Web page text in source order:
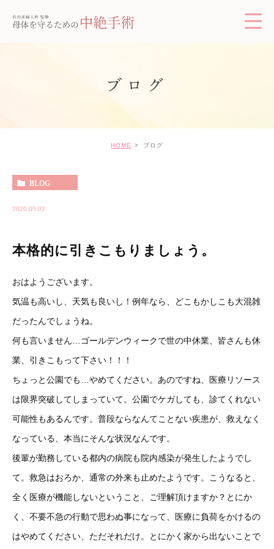
ブログ
HOME ブログ
BLOG
2020.05.02
本格的に引きこもりましょう。
おはようございます。
気温も高いし、天気も良いし！例年なら、どこもかしこも大混雑
だったんでしょうね。
何も言いません…ゴールデンウィークで世の中休業、皆さんも休
業、引きこもって下さい！！！
ちょっと公園でも…やめてください。あのですね、医療リソース
は限界突破してしまっていて。公園でケガしても、診てくれない
可能性もあるんです。普段ならなんてことない疾患が、救えなく
なっている、本当にそんな状況なんです。
後輩が勤務している都内の病院も院内感染が発生したようでし
て。救急はおろか、通常の外来も止めたようです。こうなると、
全く医療が機能しないということ、ご理解頂けますか？とにか
く、不要不急の行動で思わぬ事になって、医療に負荷をかけるの
はやめてください、ただそれだけ。とにかく家から出ないことで